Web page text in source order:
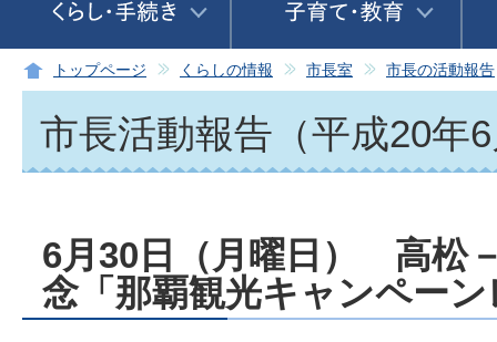
トップページ くらしの情報 市長室 市長の活動報告
市長活動報告（平成20年
6月30日（月曜日） 高松
念「那覇観光キャンペー